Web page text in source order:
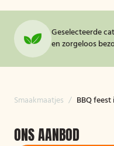
Geselecteerde
en zorgeloos
Smaakmaatjes / BBQ
ONS AANBOD